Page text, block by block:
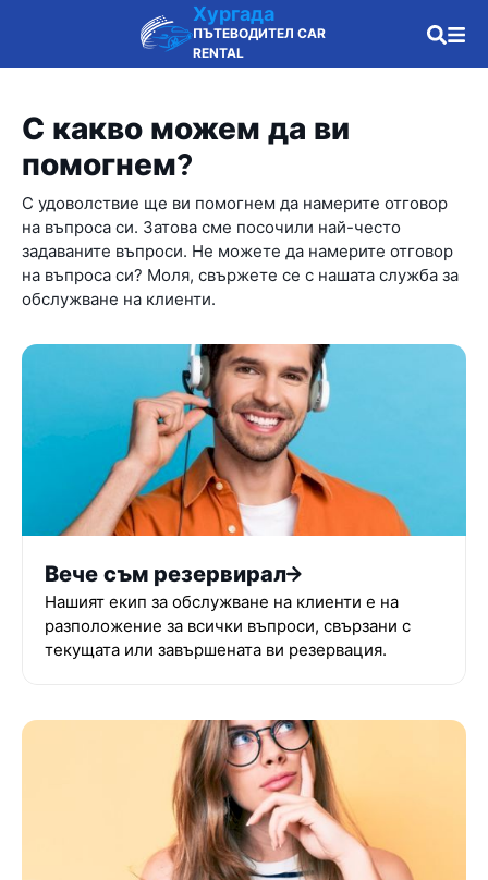
Хургада
ПЪТЕВОДИТЕЛ CAR
RENTAL
С какво можем да ви
помогнем?
С удоволствие ще ви помогнем да намерите отговор
на въпроса си. Затова сме посочили най-често
задаваните въпроси. Не можете да намерите отговор
на въпроса си? Моля, свържете се с нашата служба за
обслужване на клиенти.
Вече съм резервирал
Нашият екип за обслужване на клиенти е на
разположение за всички въпроси, свързани с
текущата или завършената ви резервация.